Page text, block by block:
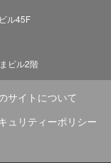
ル45F
ビル2階
サイトについて
ュリティーポリシー